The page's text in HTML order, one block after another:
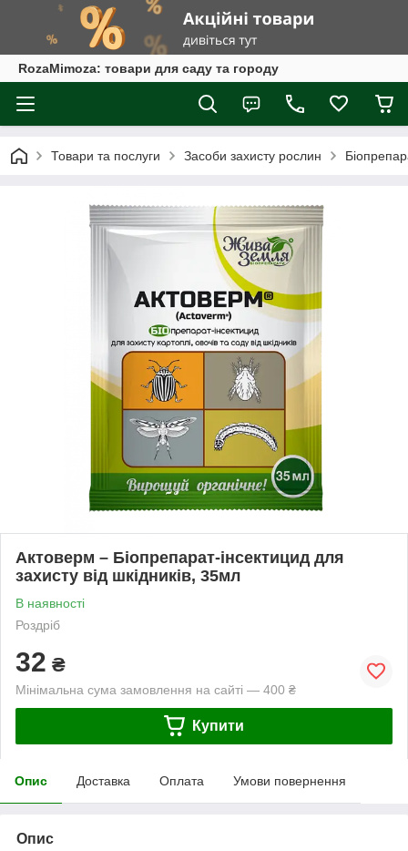
RozaMimoza: товари для саду та городу
Товари та послуги Засоби захисту рослин
Актоверм – Біопрепарат-інсектицид для
захисту від шкідників, 35мл
В наявності
Роздріб
32 ₴
Мінімальна сума замовлення на сайті — 400 ₴
Купити
Опис Доставка Оплата Умови повернення
Опис